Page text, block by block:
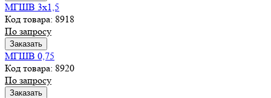
МГШВ 3х1,5
Код товара: 8918
По запросу
Заказать
МГШВ 0,75
Код товара: 8920
По запросу
Заказать